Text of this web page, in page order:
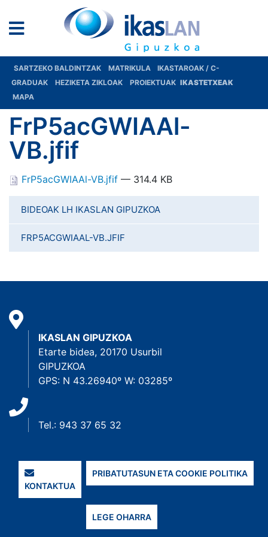
SARTZEKO BALDINTZAK MATRIKULA
IKASTAROAK / C-
GRADUAK
HEZIKETA ZIKLOAK PROIEKTUAK IKASTETXEAK
MAPA
FrP5acGWIAAl-
VB.jfif
FrP5acGWIAAl-VB.jfif — 314.4 KB
BIDEOAK LH IKASLAN GIPUZKOA
FRP5ACGWIAAL-VB.JFIF
IKASLAN GIPUZKOA
Etarte bidea, 20170 Usurbil
GIPUZKOA
GPS: N 43.26940º W: 03285º
Tel.: 943 37 65 32
KONTAKTUA
PRIBATUTASUN ETA COOKIE POLITIKA
LEGE OHARRA